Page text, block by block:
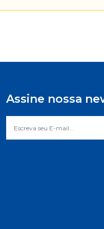
Assine nossa